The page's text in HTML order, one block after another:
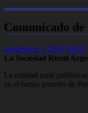
Comunicado
septiembre 5, 2024 MAD
La Sociedad Rural
La entidad rural publicó
en el barrio porteño de